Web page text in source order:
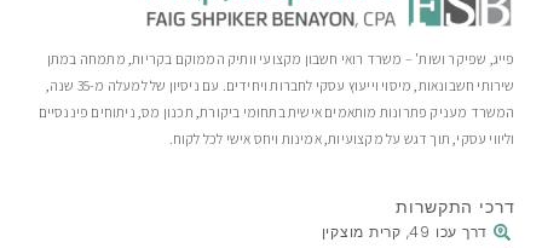
פייג, שפיקר ושות' – משרד רואי חשבון מקצועי וותיק הממוקם בקריות, מתמחה במתן
שירותי חשבונאות, מיסוי וייעוץ עסקי לחברות ויחידים. עם ניסיון של למעלה מ-35 שנה,
המשרד מעניק פתרונות מותאמים אישית בתחומי ביקורת, תכנון מס, ניתוחים פיננסיים
וליווי עסקי, תוך דגש על מקצועיות, אמינות ויחס אישי לכל לקוח.
דרכי התקשרות
דרך עכו 49, קרית מוצקין